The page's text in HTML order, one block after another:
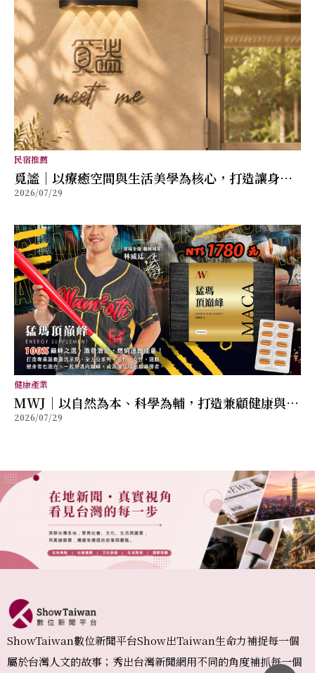
民宿推薦
覓謐｜以療癒空間與生活美學為核心，打造讓身心
放鬆的質感生活提案
2026/07/29
健康產業
MWJ｜以自然為本、科學為輔，打造兼顧健康與幸
福的全方位保健品牌
2026/07/29
ShowTaiwan數位新聞平台Show出Taiwan生命力補捉每一個
屬於台灣人文的故事；秀出台灣新聞網用不同的角度補抓每一個